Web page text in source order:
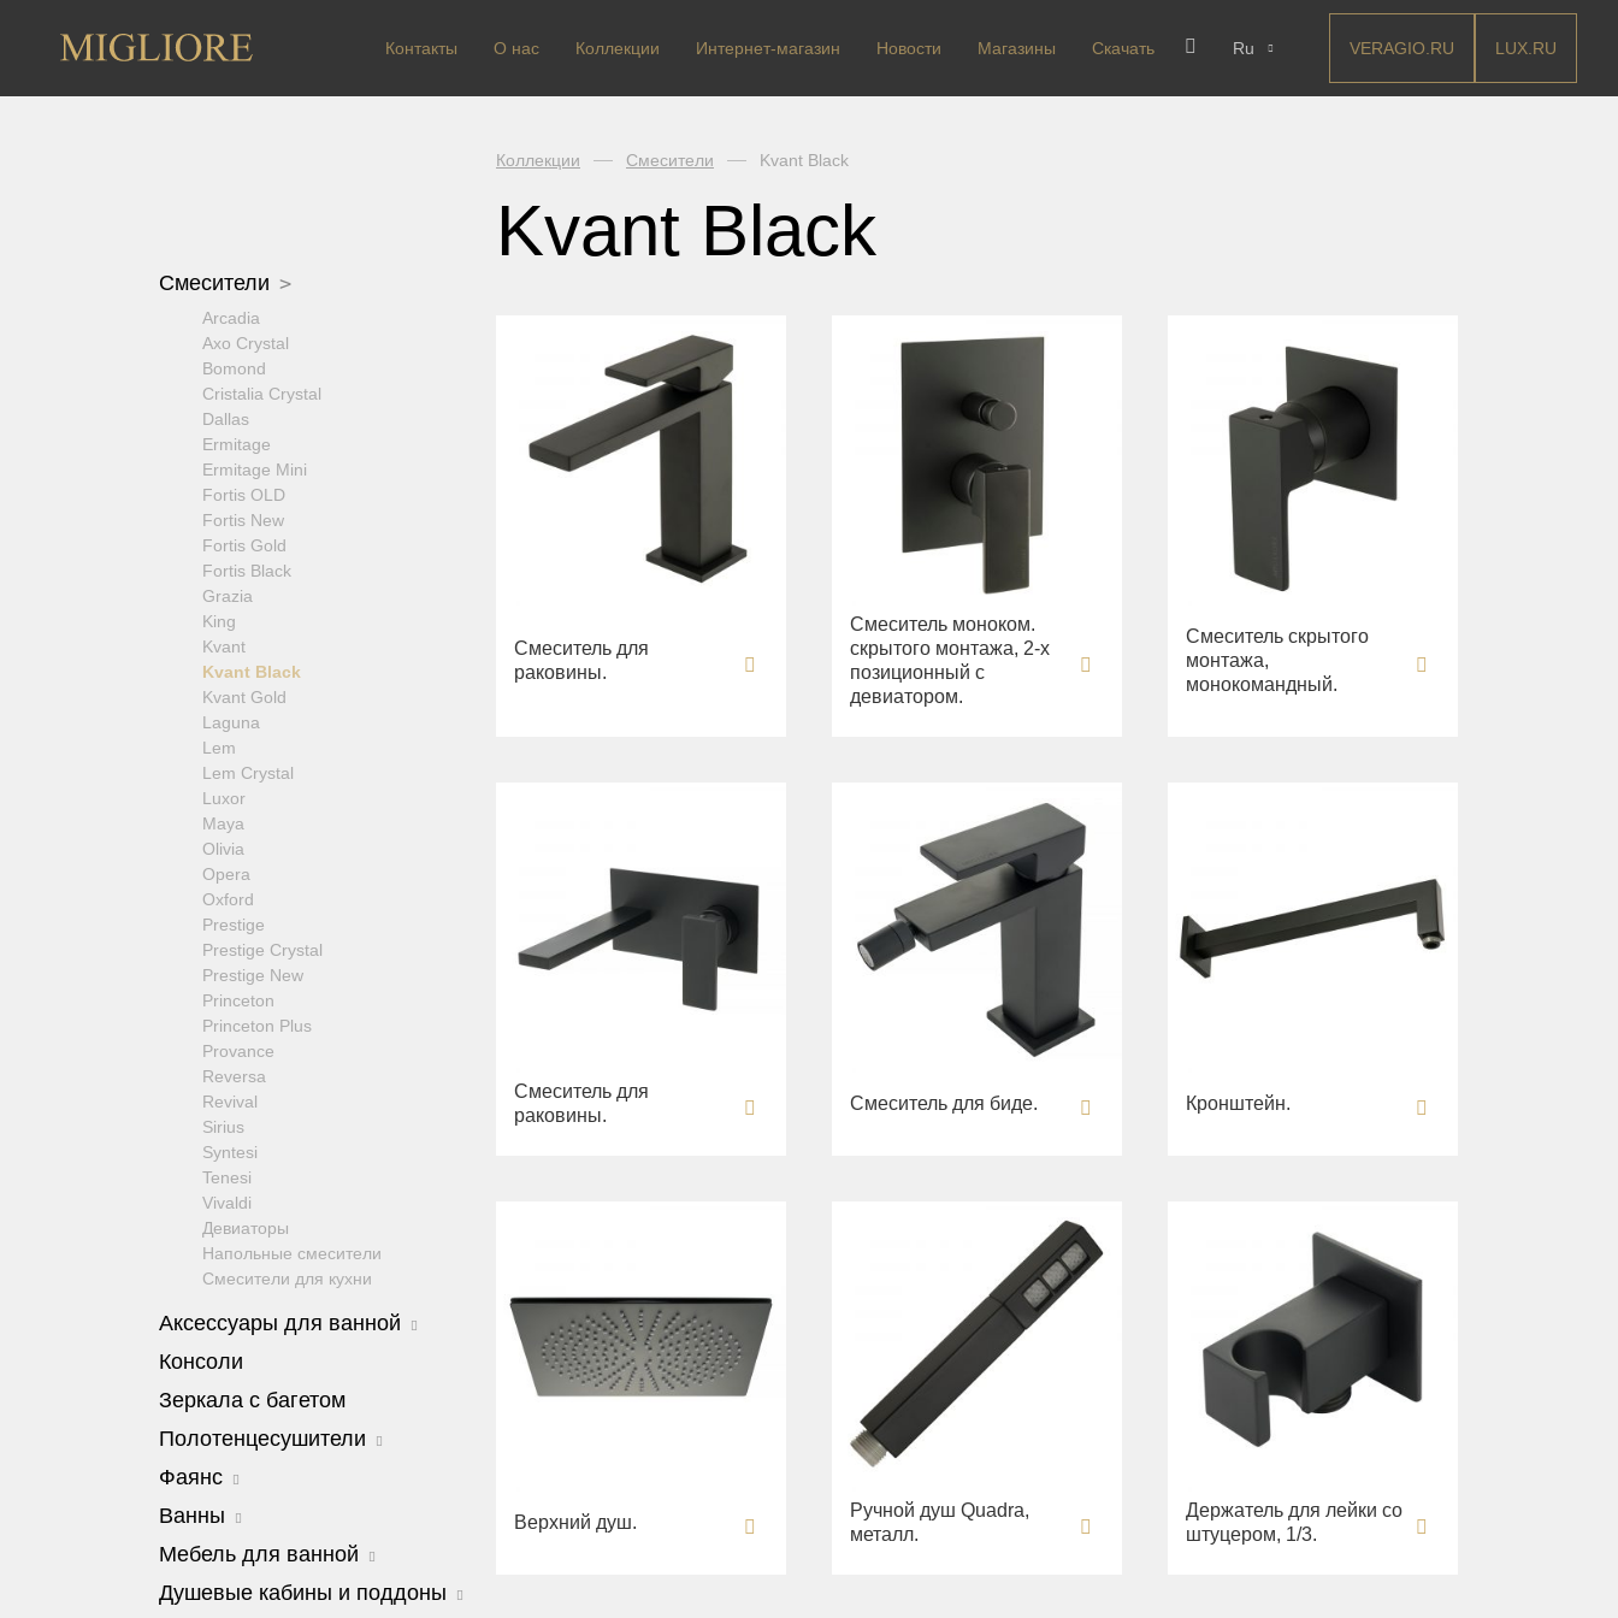
Контакты О нас Коллекции Интернет-магазин Новости Магазины Скачать Ru VERAGIO.RU LUX.RU
Смесители
Arcadia
Axo Crystal
Bomond
Cristalia Crystal
Dallas
Ermitage
Ermitage Mini
Fortis OLD
Fortis New
Fortis Gold
Fortis Black
Grazia
King
Kvant
Kvant Black
Kvant Gold
Laguna
Lem
Lem Crystal
Luxor
Maya
Olivia
Opera
Oxford
Prestige
Prestige Crystal
Prestige New
Princeton
Princeton Plus
Provance
Reversa
Revival
Sirius
Syntesi
Tenesi
Vivaldi
Девиаторы
Напольные смесители
Смесители для кухни
Аксессуары для ванной
Amerida
Cristalia
Dubai
Elisabetta
Fortis
Kvant
Luxor
Консоли
Зеркала с багетом
Полотенцесушители
Edera
Edward
Cleopatra
Фаянс
Charme
Биде
Сиденья
Ванны
Milady
Olivia
Мебель для ванной
Barocco
Душевые кабины и поддоны
Коллекции Смесители Kvant Black
Kvant Black
Смеситель для
раковины.
Смеситель моноком.
скрытого монтажа, 2-х
позиционный с
девиатором.
Смеситель скрытого
монтажа,
монокомандный.
Смеситель для
раковины.
Смеситель для биде. Кронштейн.
Верхний душ.
Ручной душ Quadra,
металл.
Держатель для лейки со
штуцером, 1/3.